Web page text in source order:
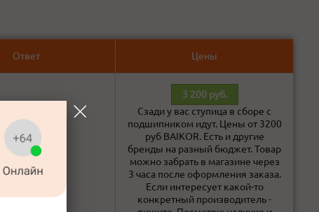
Ответ Цены
В наличии!
3 200 руб.
Сзади у вас ступица в сборе с
подшипником идут. Цены от 3200
руб BAIKOR. Есть и другие
бренды на разный бюджет. Товар
можно забрать в магазине через
3 часа после оформления заказа.
Если интересует какой-то
конкретный производитель -